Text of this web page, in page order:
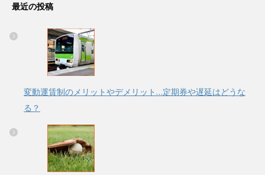
最近の投稿
変動運賃制のメリットやデメリット…定期券や遅延はどうな
る？